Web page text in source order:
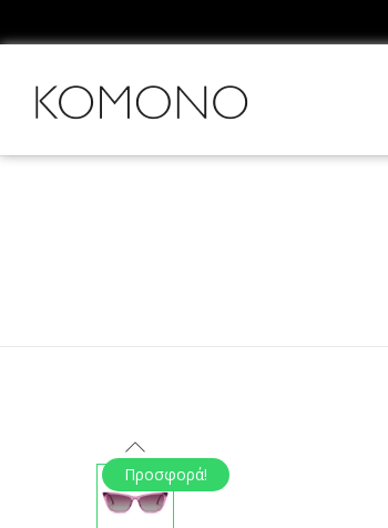
Προσφορά!